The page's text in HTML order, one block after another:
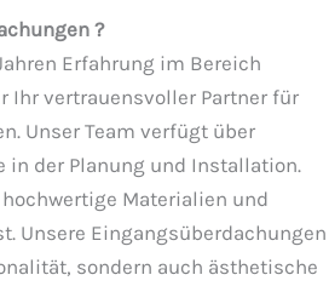
?
Erfahrung im Bereich
Ihr vertrauensvoller Partner für
Unser Team verfügt über
in der Planung und Installation.
Materialien und
Unsere Eingangsüberdachungen
sondern auch ästhetische